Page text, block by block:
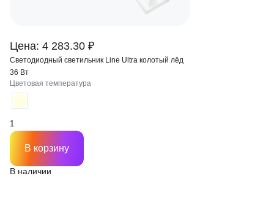
Цена: 4 283.30 ₽
Светодиодный светильник Line Ultra колотый лёд
36 Вт
В наличии
Цветовая температура
В корзину